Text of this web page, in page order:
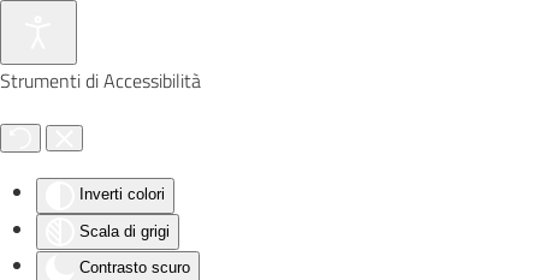
Strumenti di Accessibilità
Inverti colori
Scala di grigi
Contrasto scuro
Skip to main content